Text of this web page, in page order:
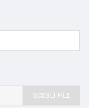
SCEGLI FILE